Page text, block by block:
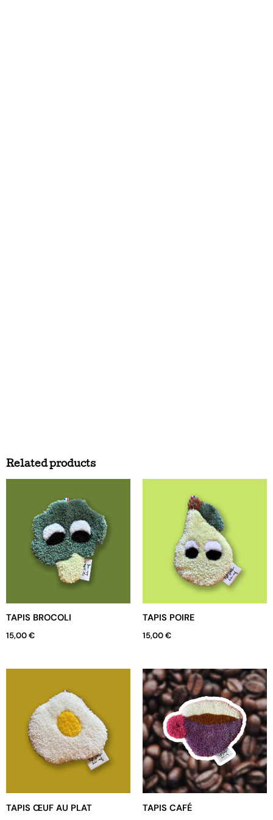
Related products
TAPIS BROCOLI
15,00€
TAPIS POIRE
15,00€
TAPIS ŒUF AU PLAT TAPIS CAFÉ